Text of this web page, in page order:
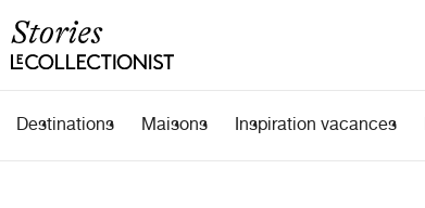
Destinations Maisons Inspiration vacances